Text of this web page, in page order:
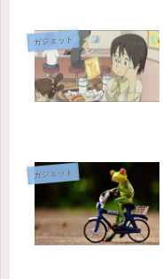
ガジェット
ガジェット